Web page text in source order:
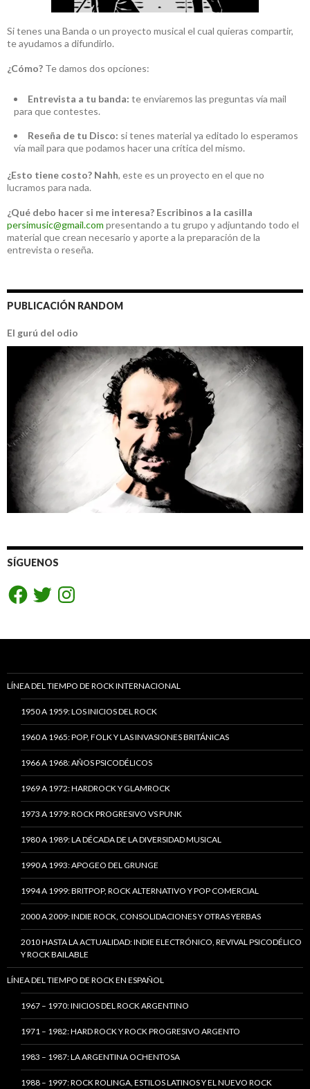
Si tenes una Banda o un proyecto musical el cual quieras compartir,
te ayudamos a difundirlo.
¿Cómo? Te damos dos opciones:
Entrevista a tu banda: te enviaremos las preguntas vía mail
para que contestes.
Reseña de tu Disco: si tenes material ya editado lo esperamos
vía mail para que podamos hacer una crítica del mismo.
¿Esto tiene costo? Nahh, este es un proyecto en el que no
lucramos para nada.
¿Qué debo hacer si me interesa? Escribinos a la casilla
persimusic@gmail.com presentando a tu grupo y adjuntando todo el
material que crean necesario y aporte a la preparación de la
entrevista o reseña.
PUBLICACIÓN RANDOM
El gurú del odio
SÍGUENOS
FacebookTwitterInstagram
LÍNEA DEL TIEMPO DE ROCK INTERNACIONAL
1950 A 1959: LOS INICIOS DEL ROCK
1960 A 1965: POP, FOLK Y LAS INVASIONES BRITÁNICAS
1966 A 1968: AÑOS PSICODÉLICOS
1969 A 1972: HARDROCK Y GLAMROCK
1973 A 1979: ROCK PROGRESIVO VS PUNK
1980 A 1989: LA DÉCADA DE LA DIVERSIDAD MUSICAL
1990 A 1993: APOGEO DEL GRUNGE
1994 A 1999: BRITPOP, ROCK ALTERNATIVO Y POP COMERCIAL
2000 A 2009: INDIE ROCK, CONSOLIDACIONES Y OTRAS YERBAS
2010 HASTA LA ACTUALIDAD: INDIE ELECTRÓNICO, REVIVAL PSICODÉLICO
Y ROCK BAILABLE
LÍNEA DEL TIEMPO DE ROCK EN ESPAÑOL
1967 – 1970: INICIOS DEL ROCK ARGENTINO
1971 – 1982: HARD ROCK Y ROCK PROGRESIVO ARGENTO
1983 – 1987: LA ARGENTINA OCHENTOSA
1988 – 1997: ROCK ROLINGA, ESTILOS LATINOS Y EL NUEVO ROCK